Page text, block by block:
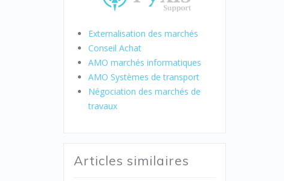
Externalisation des marchés
Conseil Achat
AMO marchés informatiques
AMO Systèmes de transport
Négociation des marchés de
travaux
Articles similaires